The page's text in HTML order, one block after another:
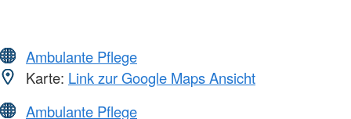
Ambulante Pflege
Karte: Link zur Google Maps Ansicht
Ambulante Pflege